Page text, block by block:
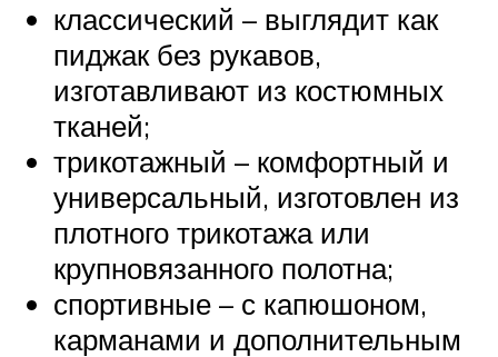
классический – выглядит как
пиджак без рукавов,
изготавливают из костюмных
тканей;
трикотажный – комфортный и
универсальный, изготовлен из
плотного трикотажа или
крупновязанного полотна;
спортивные – с капюшоном,
карманами и дополнительным